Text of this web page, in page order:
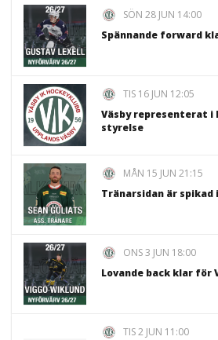
SÖN 28 JUN 14:00
Spännande forward
TIS 16 JUN 12:05
Väsby representerat i
styrelse
MÅN 15 JUN 21:15
Tränarsidan är spikad
ONS 3 JUN 18:00
Lovande back klar för
TIS 2 JUN 11:00